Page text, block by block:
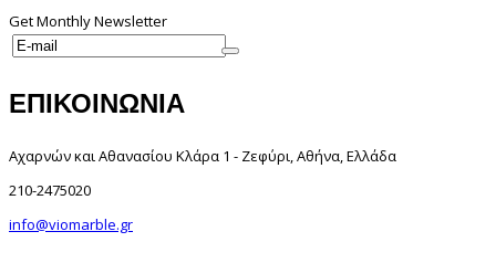
Get Monthly Newsletter
ΕΠΙΚΟΙΝΩΝΙΑ
Αχαρνών και Αθανασίου Κλάρα 1 - Ζεφύρι, Αθήνα, Ελλάδα
210-2475020
info@viomarble.gr